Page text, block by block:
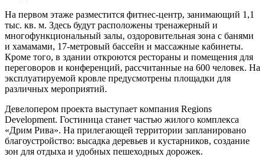
На первом этаже разместится фитнес-центр, занимающий 1,1
тыс. кв. м. Здесь будут расположены тренажерный и
многофункциональный залы, оздоровительная зона с банями
и хамамами, 17-метровый бассейн и массажные кабинеты.
Кроме того, в здании откроются рестораны и помещения для
переговоров и конференций, рассчитанные на 600 человек. На
эксплуатируемой кровле предусмотрены площадки для
различных мероприятий.
Девелопером проекта выступает компания Regions
Development. Гостиница станет частью жилого комплекса
«Дрим Рива». На прилегающей территории запланировано
благоустройство: высадка деревьев и кустарников, создание
зон для отдыха и удобных пешеходных дорожек.